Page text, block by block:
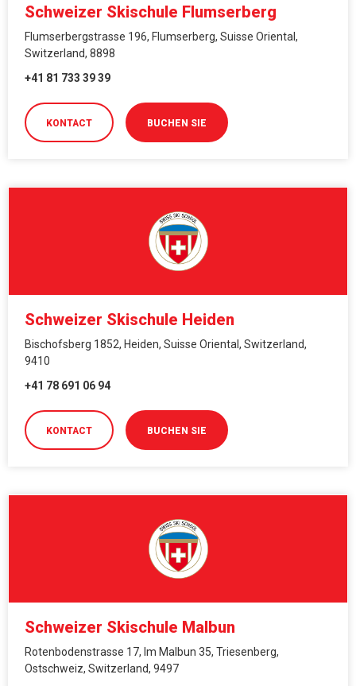
Schweizer Skischule Flumserberg
Flumserbergstrasse 196, Flumserberg, Suisse Oriental,
Switzerland, 8898
+41 81 733 39 39
KONTACT BUCHEN SIE
Schweizer Skischule Heiden
Bischofsberg 1852, Heiden, Suisse Oriental, Switzerland,
9410
+41 78 691 06 94
KONTACT BUCHEN SIE
Schweizer Skischule Malbun
Rotenbodenstrasse 17, Im Malbun 35, Triesenberg,
Ostschweiz, Switzerland, 9497